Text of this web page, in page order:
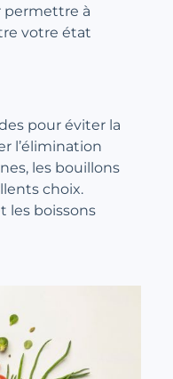
permettre à
votre état
pour éviter la
l’élimination
les bouillons
choix.
les boissons